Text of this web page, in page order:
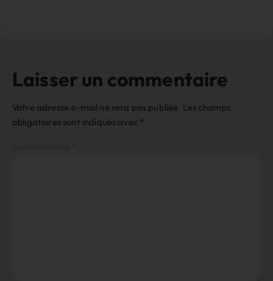
Laisser un commentaire
Votre adresse e-mail ne sera pas publiée. Les champs
obligatoires sont indiqués avec *